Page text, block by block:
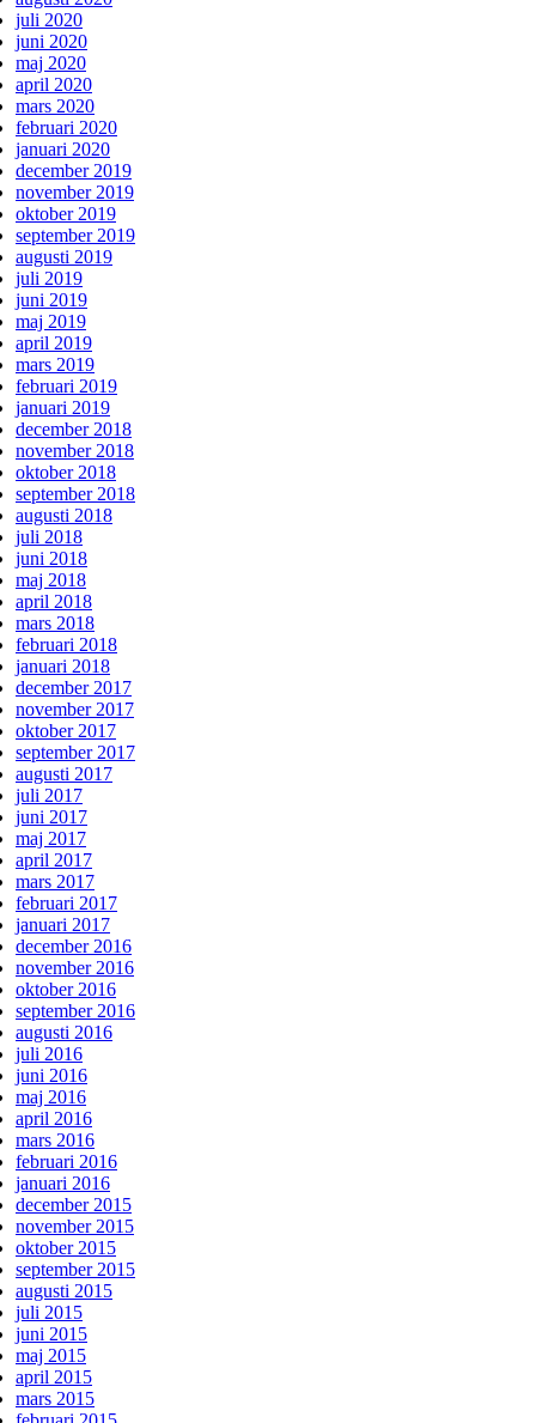
juli 2020
juni 2020
maj 2020
april 2020
mars 2020
februari 2020
januari 2020
december 2019
november 2019
oktober 2019
september 2019
augusti 2019
juli 2019
juni 2019
maj 2019
april 2019
mars 2019
februari 2019
januari 2019
december 2018
november 2018
oktober 2018
september 2018
augusti 2018
juli 2018
juni 2018
maj 2018
april 2018
mars 2018
februari 2018
januari 2018
december 2017
november 2017
oktober 2017
september 2017
augusti 2017
juli 2017
juni 2017
maj 2017
april 2017
mars 2017
februari 2017
januari 2017
december 2016
november 2016
oktober 2016
september 2016
augusti 2016
juli 2016
juni 2016
maj 2016
april 2016
mars 2016
februari 2016
januari 2016
december 2015
november 2015
oktober 2015
september 2015
augusti 2015
juli 2015
juni 2015
maj 2015
april 2015
mars 2015